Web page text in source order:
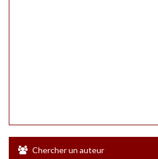
Chercher un auteur